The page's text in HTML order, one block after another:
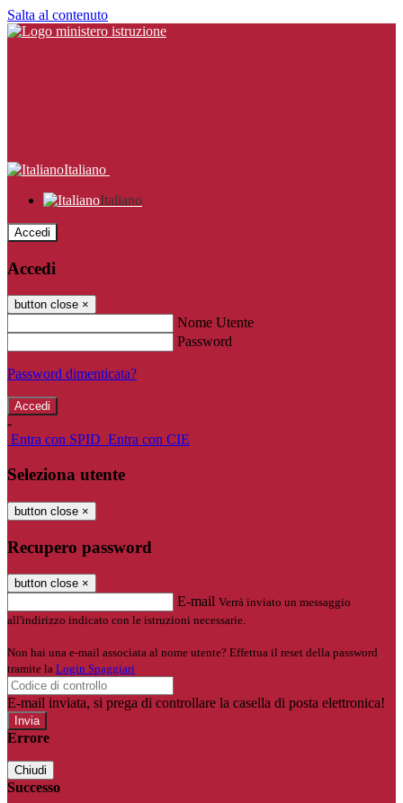
Salta al contenuto
Italiano
Italiano
Accedi
Accedi
button close ×
Nome Utente
Password
Password dimenticata?
-
Entra con SPID Entra con CIE
Seleziona utente
button close ×
Recupero password
button close ×
E-mail Verrà inviato un messaggio
all'indirizzo indicato con le istruzioni necessarie.
Non hai una e-mail associata al nome utente? Effettua il reset della password
tramite la Login Spaggiari
E-mail inviata, si prega di controllare la casella di posta elettronica!
Errore
Chiudi
Successo